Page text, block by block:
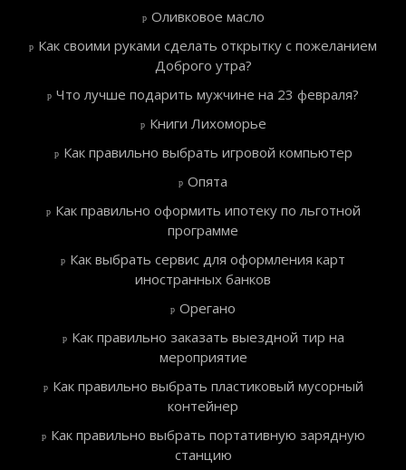
Оливковое масло
Как своими руками сделать открытку с пожеланием
Доброго утра?
Что лучше подарить мужчине на 23 февраля?
Книги Лихоморье
Как правильно выбрать игровой компьютер
Опята
Как правильно оформить ипотеку по льготной
программе
Как выбрать сервис для оформления карт
иностранных банков
Орегано
Как правильно заказать выездной тир на
мероприятие
Как правильно выбрать пластиковый мусорный
контейнер
Как правильно выбрать портативную зарядную
станцию